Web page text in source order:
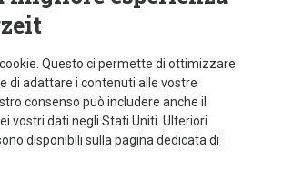
cookie. Questo ci permette di ottimizzare
di adattare i contenuti alle vostre
consenso può includere anche il
vostri dati negli Stati Uniti. Ulteriori
disponibili sulla pagina dedicata di